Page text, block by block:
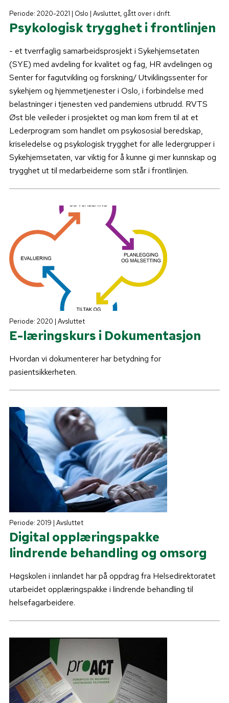
Periode: 2020-2021 | Oslo | Avsluttet, gått over i drift.
Psykologisk trygghet i frontlinjen
- et tverrfaglig samarbeidsprosjekt i Sykehjemsetaten
(SYE) med avdeling for kvalitet og fag, HR avdelingen og
Senter for fagutvikling og forskning/ Utviklingssenter for
sykehjem og hjemmetjenester i Oslo, i forbindelse med
belastninger i tjenesten ved pandemiens utbrudd. RVTS
Øst ble veileder i prosjektet og man kom frem til at et
Lederprogram som handlet om psykososial beredskap,
kriseledelse og psykologisk trygghet for alle ledergrupper i
Sykehjemsetaten, var viktig for å kunne gi mer kunnskap og
trygghet ut til medarbeiderne som står i frontlinjen.
Periode: 2020 | Avsluttet
E-læringskurs i Dokumentasjon
Hvordan vi dokumenterer har betydning for
pasientsikkerheten.
Periode: 2019 | Avsluttet
Digital opplæringspakke
lindrende behandling og omsorg
Høgskolen i innlandet har på oppdrag fra Helsedirektoratet
utarbeidet opplæringspakke i lindrende behandling til
helsefagarbeidere.